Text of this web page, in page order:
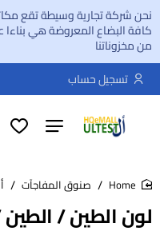
كافة البضاع المعروضة هي بناءا
من مخزوناتنا
تسجيل حساب
لون الطين /
صنوق المفاجآت